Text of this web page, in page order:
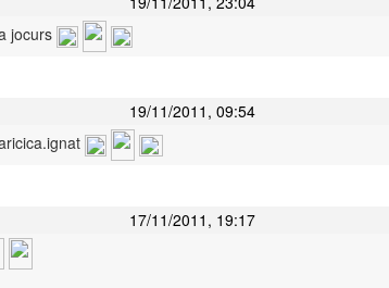
jocurs
19/11/2011, 09:54
17/11/2011, 19:17